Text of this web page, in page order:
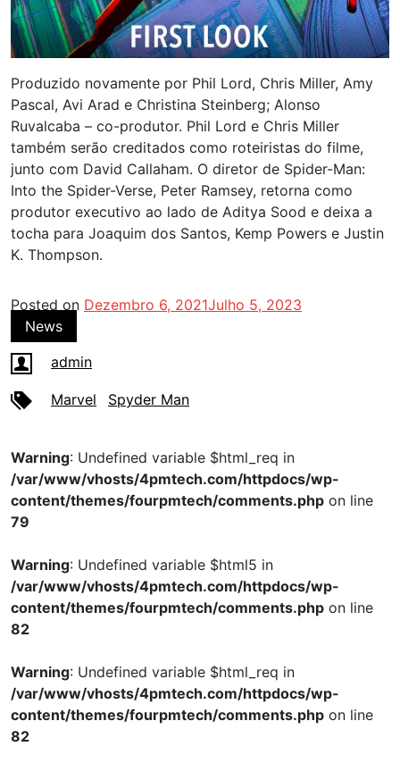
Produzido novamente por Phil Lord, Chris Miller, Amy
Pascal, Avi Arad e Christina Steinberg; Alonso
Ruvalcaba – co-produtor. Phil Lord e Chris Miller
também serão creditados como roteiristas do filme,
junto com David Callaham. O diretor de Spider-Man:
Into the Spider-Verse, Peter Ramsey, retorna como
produtor executivo ao lado de Aditya Sood e deixa a
tocha para Joaquim dos Santos, Kemp Powers e Justin
K. Thompson.
Posted on Dezembro 6, 2021Julho 5, 2023
News
admin
Marvel Spyder Man
Warning: Undefined variable $html_req in
/var/www/vhosts/4pmtech.com/httpdocs/wp-
content/themes/fourpmtech/comments.php on line
79
Warning: Undefined variable $html5 in
/var/www/vhosts/4pmtech.com/httpdocs/wp-
content/themes/fourpmtech/comments.php on line
82
Warning: Undefined variable $html_req in
/var/www/vhosts/4pmtech.com/httpdocs/wp-
content/themes/fourpmtech/comments.php on line
82